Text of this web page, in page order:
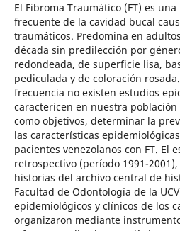
El Fibroma Traumático (FT) es
frecuente de la cavidad bucal
traumáticos. Predomina en
década sin predilección por
redondeada, de superficie lisa,
pediculada y de coloración
frecuencia no existen estudios
caractericen en nuestra
como objetivos, determinar la
las características
pacientes venezolanos con FT. El
retrospectivo (período 1991-
historias del archivo central de
Facultad de Odontología de la
epidemiológicos y clínicos de los
organizaron mediante